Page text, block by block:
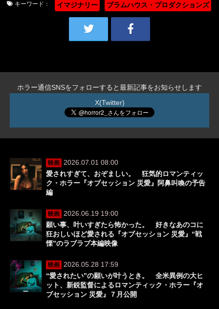
キーワード： イマジナリー ブラムハウス・プロダクションズ
ホラー通信SNSをフォローすると最新記事をお知らせします
X(Twitter)
映画
2026.07.01 08:00
愛されすぎて、おぞましい。 狂気的ロマンティッ
ク・ホラー『オブセッション 災愛』阿鼻叫喚の予告
編
映画
2026.06.19 19:00
願い事、叶いすぎたら怖かった。 好きなあのコに
狂おしいほど愛される『オブセッション 災愛』“戦
慄”のラブラブ本編映像
映画
2026.05.28 17:59
“愛されたい”の願いが叶うとき。 全米異例の大ヒ
ット、新鋭監督によるロマンティック・ホラー『オ
ブセッション 災愛』７月公開